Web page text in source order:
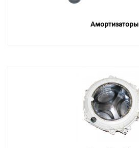
Амортизаторы